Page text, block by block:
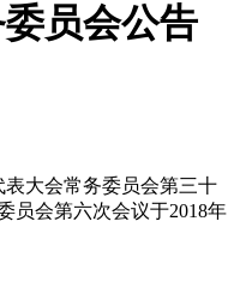
员会公告
表大会常务委员会第三十
员会第六次会议于2018年